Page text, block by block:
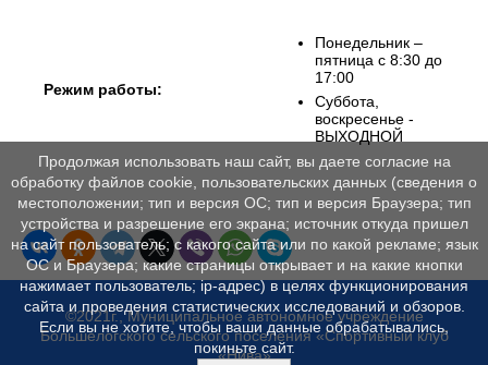
Режим работы:
Понедельник –
пятница с 8:30 до
17:00
Суббота,
воскресенье -
ВЫХОДНОЙ
©2021г., Муниципальное автономное учреждение
Большелогского сельского поселения «Спортивный клуб
«Нива»
Продолжая использовать наш сайт, вы даете согласие на
обработку файлов cookie, пользовательских данных (сведения о
местоположении; тип и версия ОС; тип и версия Браузера; тип
устройства и разрешение его экрана; источник откуда пришел
на сайт пользователь; с какого сайта или по какой рекламе; язык
ОС и Браузера; какие страницы открывает и на какие кнопки
нажимает пользователь; ip-адрес) в целях функционирования
сайта и проведения статистических исследований и обзоров.
Если вы не хотите, чтобы ваши данные обрабатывались,
покиньте сайт.